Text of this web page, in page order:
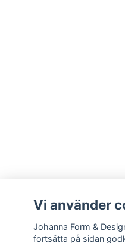
Vi använder
Johanna Form &
fortsätta på sidan